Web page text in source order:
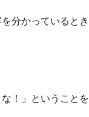
分かっていると
！」ということ